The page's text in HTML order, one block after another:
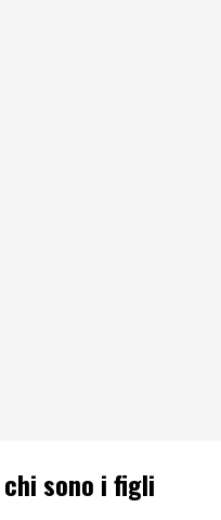
sono i figli